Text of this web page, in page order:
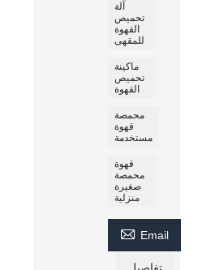
آلة
تحميص
القهوة
للمقهى
ماكينة
تحميص
القهوة
محمصة
قهوة
مستخدمة
قهوة
محمصة
صغيرة
منزلية
 Email